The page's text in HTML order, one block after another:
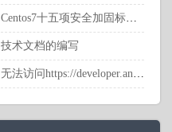
Centos7十五项安全加固标准配置（阿里云标准安全基线检查）
技术文档的编写
无法访问https://developer.android.com相应的网站